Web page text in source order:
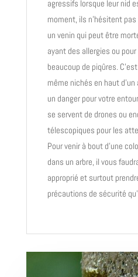
agressifs lorsque leur nid
moment, ils n’hésitent
un venin qui peut être
ayant des allergies ou
beaucoup de piqûres.
même nichés en haut
un danger pour votre
se servent de drones ou
télescopiques pour les
Pour venir à bout d’une
dans un arbre, il vous
approprié et surtout
précautions de sécurité